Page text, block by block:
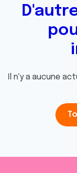
Il n'y a aucune